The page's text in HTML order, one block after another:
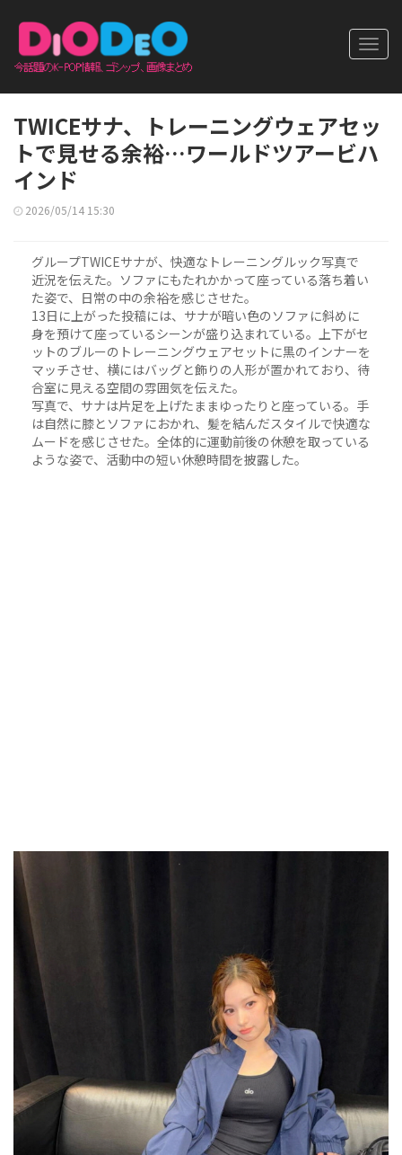
TWICEサナ、トレーニングウェアセッ
トで見せる余裕…ワールドツアービハ
インド
2026/05/14 15:30
グループTWICEサナが、快適なトレーニングルック写真で
近況を伝えた。ソファにもたれかかって座っている落ち着い
た姿で、日常の中の余裕を感じさせた。
13日に上がった投稿には、サナが暗い色のソファに斜めに
身を預けて座っているシーンが盛り込まれている。上下がセ
ットのブルーのトレーニングウェアセットに黒のインナーを
マッチさせ、横にはバッグと飾りの人形が置かれており、待
合室に見える空間の雰囲気を伝えた。
写真で、サナは片足を上げたままゆったりと座っている。手
は自然に膝とソファにおかれ、髪を結んだスタイルで快適な
ムードを感じさせた。全体的に運動前後の休憩を取っている
ような姿で、活動中の短い休憩時間を披露した。